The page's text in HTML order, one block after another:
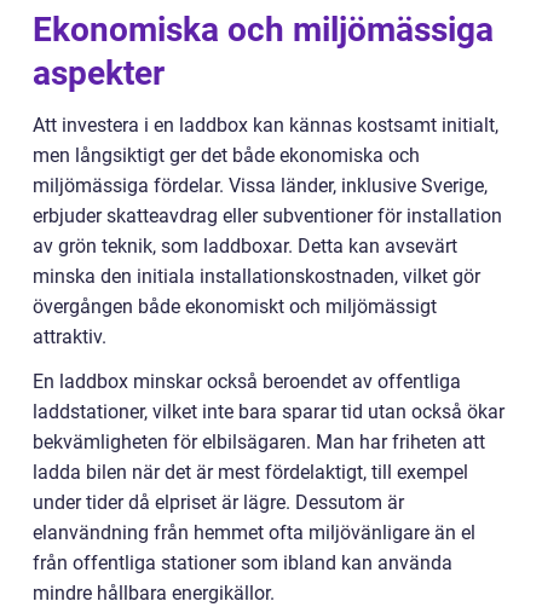
Ekonomiska och miljömässiga
aspekter
Att investera i en laddbox kan kännas kostsamt initialt,
men långsiktigt ger det både ekonomiska och
miljömässiga fördelar. Vissa länder, inklusive Sverige,
erbjuder skatteavdrag eller subventioner för installation
av grön teknik, som laddboxar. Detta kan avsevärt
minska den initiala installationskostnaden, vilket gör
övergången både ekonomiskt och miljömässigt
attraktiv.
En laddbox minskar också beroendet av offentliga
laddstationer, vilket inte bara sparar tid utan också ökar
bekvämligheten för elbilsägaren. Man har friheten att
ladda bilen när det är mest fördelaktigt, till exempel
under tider då elpriset är lägre. Dessutom är
elanvändning från hemmet ofta miljövänligare än el
från offentliga stationer som ibland kan använda
mindre hållbara energikällor.